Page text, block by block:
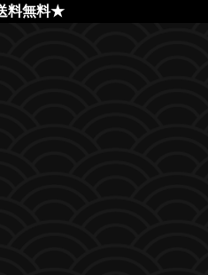
料無料★